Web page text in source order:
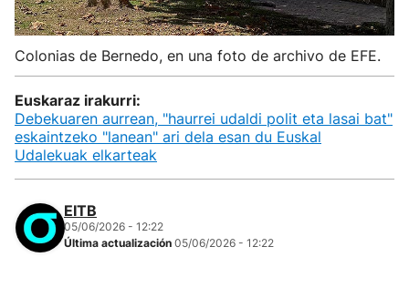
Colonias de Bernedo, en una foto de archivo de EFE.
Euskaraz irakurri:
Debekuaren aurrean, "haurrei udaldi polit eta lasai bat"
eskaintzeko "lanean" ari dela esan du Euskal
Udalekuak elkarteak
EITB
05/06/2026 - 12:22
Última actualización 05/06/2026 - 12:22